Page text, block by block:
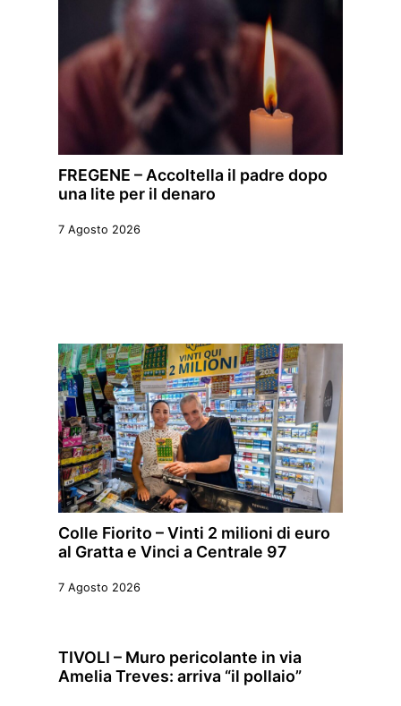
FREGENE – Accoltella il padre dopo
una lite per il denaro
7 Agosto 2026
Colle Fiorito – Vinti 2 milioni di euro
al Gratta e Vinci a Centrale 97
7 Agosto 2026
TIVOLI – Muro pericolante in via
Amelia Treves: arriva “il pollaio”